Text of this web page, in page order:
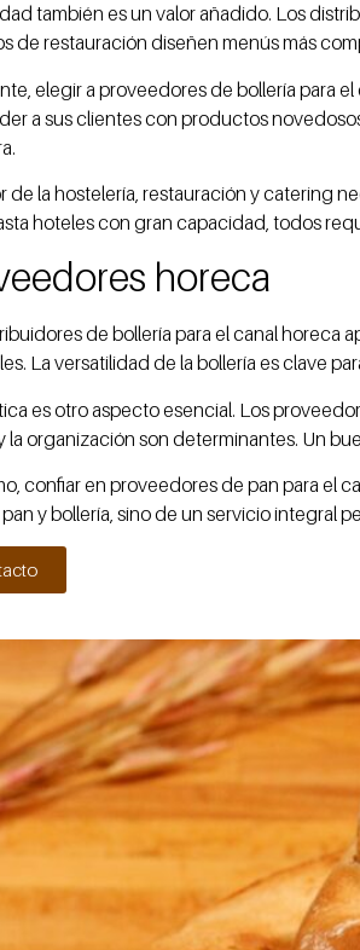
también es un valor añadido. Los
de restauración diseñen menús más
elegir a proveedores de bollería para
a sus clientes con productos
de la hostelería, restauración y catering
hoteles con gran capacidad, todos
horeca
de bollería para el canal horeca
La versatilidad de la bollería es clave
es otro aspecto esencial. Los
la organización son determinantes. Un
confiar en proveedores de pan para el
y bollería, sino de un servicio integral